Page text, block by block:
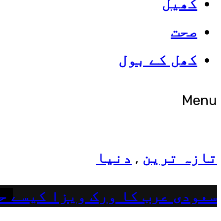
صحت
کھل کے بول
Menu
شوبز
ہانیہ عامر کی بہن ایشا
تازہ ترین , دنیا
سعودی عرب کا ورک ویزا کیسے